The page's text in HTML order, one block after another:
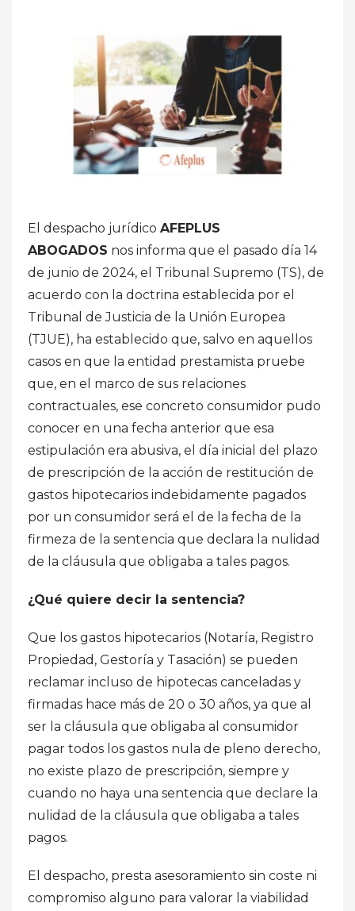
El despacho jurídico AFEPLUS
ABOGADOS nos informa que el pasado día 14
de junio de 2024, el Tribunal Supremo (TS), de
acuerdo con la doctrina establecida por el
Tribunal de Justicia de la Unión Europea
(TJUE), ha establecido que, salvo en aquellos
casos en que la entidad prestamista pruebe
que, en el marco de sus relaciones
contractuales, ese concreto consumidor pudo
conocer en una fecha anterior que esa
estipulación era abusiva, el día inicial del plazo
de prescripción de la acción de restitución de
gastos hipotecarios indebidamente pagados
por un consumidor será el de la fecha de la
firmeza de la sentencia que declara la nulidad
de la cláusula que obligaba a tales pagos.
¿Qué quiere decir la sentencia?
Que los gastos hipotecarios (Notaría, Registro
Propiedad, Gestoría y Tasación) se pueden
reclamar incluso de hipotecas canceladas y
firmadas hace más de 20 o 30 años, ya que al
ser la cláusula que obligaba al consumidor
pagar todos los gastos nula de pleno derecho,
no existe plazo de prescripción, siempre y
cuando no haya una sentencia que declare la
nulidad de la cláusula que obligaba a tales
pagos.
El despacho, presta asesoramiento sin coste ni
compromiso alguno para valorar la viabilidad